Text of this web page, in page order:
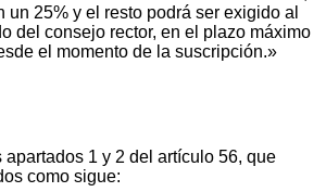
un 25% y el resto podrá ser exigido al
del consejo rector, en el plazo máximo
el momento de la suscripción.»
apartados 1 y 2 del artículo 56, que
como sigue: